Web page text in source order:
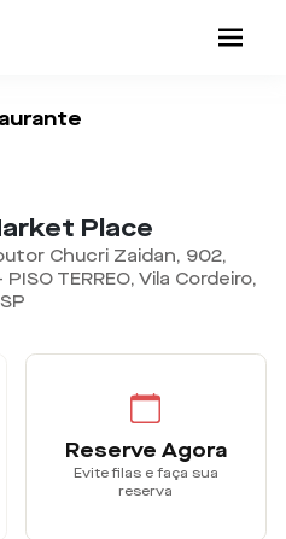
Place
Chucri Zaidan, 902,
PISO TERREO, Vila Cordeiro,
Reserve Agora
Evite filas e faça sua
reserva